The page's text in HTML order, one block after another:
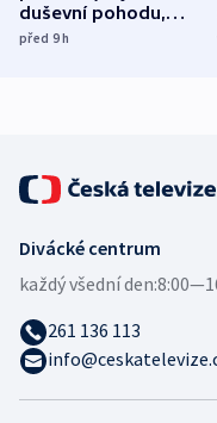
duševní pohodu,
ukázala
před 9h
Divácké centrum
každý všední den:
261 136 113